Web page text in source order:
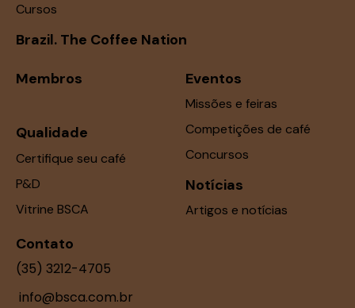
Cursos
Brazil. The Coffee Nation
Membros
Qualidade
Certifique seu café
P&D
Vitrine BSCA
Eventos
Missões e feiras
Competições de café
Concursos
Notícias
Artigos e notícias
Contato
(35) 3212-4705
info@bsca.com.br